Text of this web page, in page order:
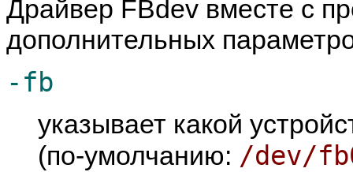
Драйвер FBdev вместе с
дополнительных
-fb
указывает какой
(по-умолчанию: /dev/